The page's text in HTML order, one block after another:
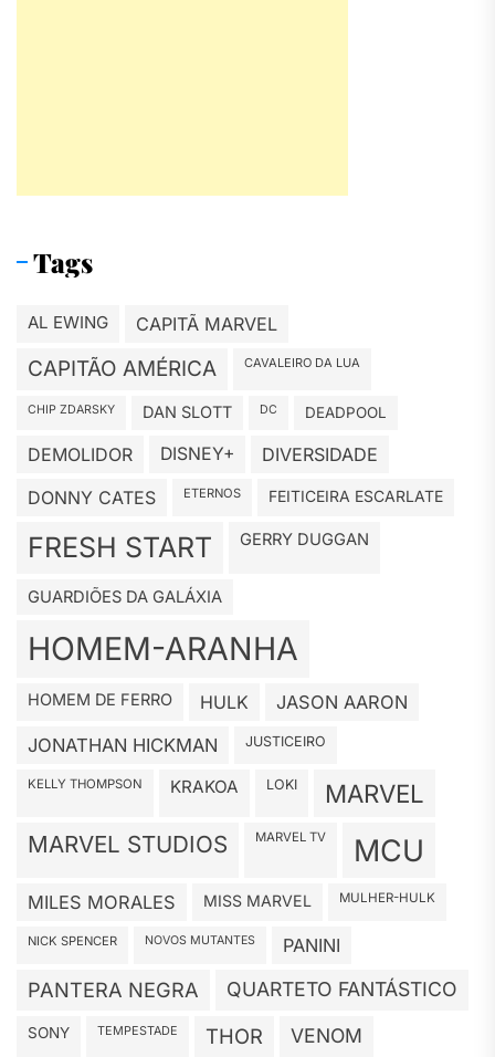
Tags
AL EWING CAPITÃ MARVEL
CAPITÃO AMÉRICA CAVALEIRO DA LUA
CHIP ZDARSKY DAN SLOTT DC DEADPOOL
DEMOLIDOR DISNEY+
DIVERSIDADE
DONNY CATES
ETERNOS FEITICEIRA ESCARLATE
FRESH START GERRY DUGGAN
GUARDIÕES DA GALÁXIA
HOMEM-ARANHA
HOMEM DE FERRO HULK
JASON AARON
JONATHAN HICKMAN
JUSTICEIRO
KELLY THOMPSON KRAKOA LOKI MARVEL
MARVEL STUDIOS MARVEL TV MCU
MILES MORALES MISS MARVEL MULHER-HULK
NICK SPENCER NOVOS MUTANTES PANINI
PANTERA NEGRA QUARTETO FANTÁSTICO
SONY TEMPESTADE THOR VENOM